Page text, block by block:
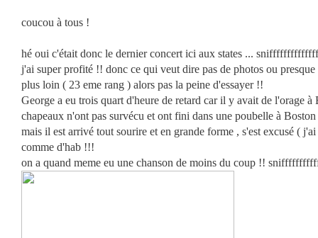
coucou à tous !
hé oui c'était donc le dernier concert ici aux states ...
j'ai super profité !! donc ce qui veut dire pas de photos ou
plus loin ( 23 eme rang ) alors pas la peine d'essayer !!
George a eu trois quart d'heure de retard car il y avait de l'orage
chapeaux n'ont pas survécu et ont fini dans une poubelle à
mais il est arrivé tout sourire et en grande forme , s'est excusé (
comme d'hab !!!
on a quand meme eu une chanson de moins du coup !!